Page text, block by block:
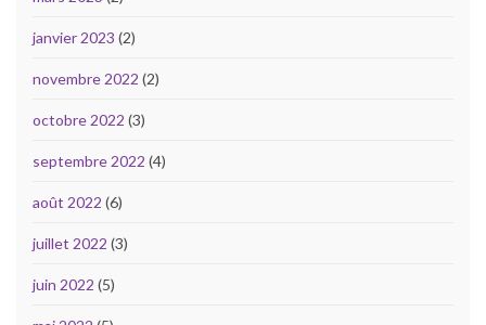
janvier 2023 (2)
novembre 2022 (2)
octobre 2022 (3)
septembre 2022 (4)
août 2022 (6)
juillet 2022 (3)
juin 2022 (5)